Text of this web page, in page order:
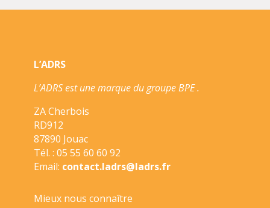
L’ADRS
L’ADRS est une marque du groupe BPE .
ZA Cherbois
RD912
87890 Jouac
Tél. : 05 55 60 60 92
Email: contact.ladrs@ladrs.fr
Mieux nous connaître